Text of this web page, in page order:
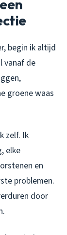
begin ik altijd
vanaf de
groene waas
zelf. Ik
elke
en
problemen.
door